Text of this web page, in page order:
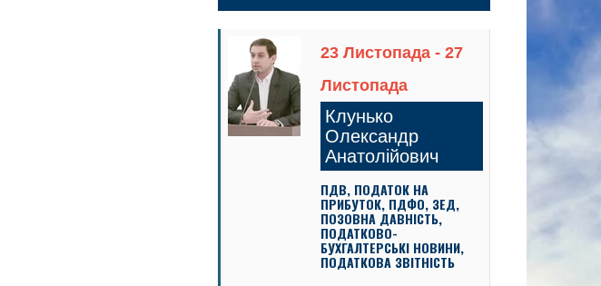
23 Листопада - 27
Листопада
Клунько
Олександр
Анатолійович
ПДВ, ПОДАТОК НА
ПРИБУТОК, ПДФО, ЗЕД,
ПОЗОВНА ДАВНІСТЬ,
ПОДАТКОВО-
БУХГАЛТЕРСЬКІ НОВИНИ,
ПОДАТКОВА ЗВІТНІСТЬ